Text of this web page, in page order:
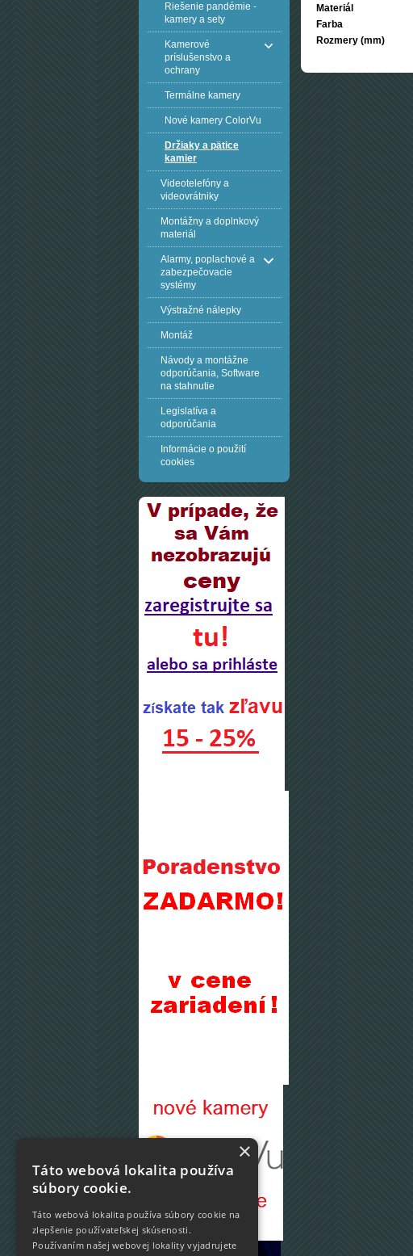
Riešenie pandémie -
kamery a sety
Kamerové
príslušenstvo a
ochrany
Termálne kamery
Nové kamery ColorVu
Držiaky a pätice
kamier
Videotelefóny a
videovrátniky
Montážny a doplnkový
materiál
Alarmy, poplachové a
zabezpečovacie
systémy
Výstražné nálepky
Montáž
Návody a montážne
odporúčania, Software
na stahnutie
Legislatíva a
odporúčania
Informácie o použití
cookies
Materiál
Farba
Rozmery (mm)
×
Táto webová lokalita používa
súbory cookie.
Táto webová lokalita používa súbory cookie na
zlepšenie používateľskej skúsenosti.
Používaním našej webovej lokality vyjadrujete